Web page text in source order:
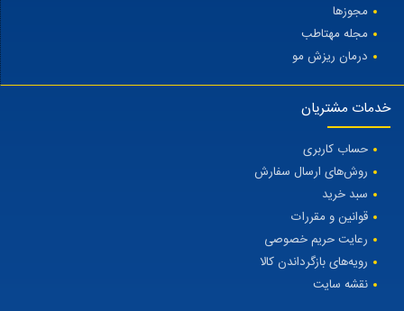
مجوزها
مجله مهتاطب
درمان ریزش مو
خدمات مشتریان
حساب کاربری
روش‌های ارسال سفارش
سبد خرید
قوانین و مقررات
رعایت حریم خصوصی
رویه‌های بازگرداندن کالا
نقشه سایت